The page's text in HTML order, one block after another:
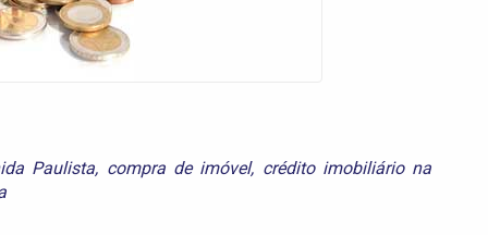
Paulista, compra de imóvel, crédito imobiliário na